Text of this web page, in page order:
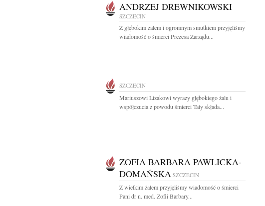
ANDRZEJ DREWNIKOWSKI
SZCZECIN
Z głębokim żalem i ogromnym smutkiem przyjęliśmy
wiadomość o śmierci Prezesa Zarządu...
SZCZECIN
Mariuszowi Lizakowi wyrazy głębokiego żalu i
współczucia z powodu śmierci Taty składa...
ZOFIA BARBARA PAWLICKA-
DOMAŃSKA SZCZECIN
Z wielkim żalem przyjęliśmy wiadomość o śmierci
Pani dr n. med. Zofii Barbary...